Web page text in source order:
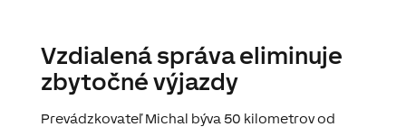
Vzdialená správa eliminuje
zbytočné výjazdy
Prevádzkovateľ Michal býva 50 kilometrov od